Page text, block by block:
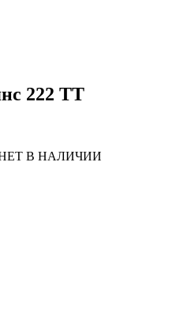
222 TT
В НАЛИЧИИ